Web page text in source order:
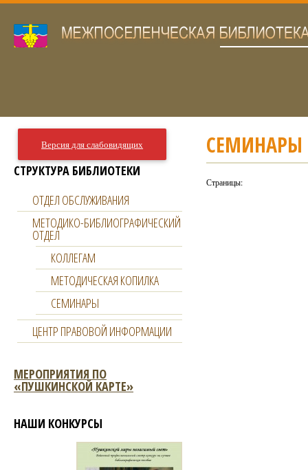
СЕМИНАРЫ
Страницы:
Версия для слабовидящих
СТРУКТУРА БИБЛИОТЕКИ
ОТДЕЛ ОБСЛУЖИВАНИЯ
МЕТОДИКО-БИБЛИОГРАФИЧЕСКИЙ
ОТДЕЛ
КОЛЛЕГАМ
МЕТОДИЧЕСКАЯ КОПИЛКА
СЕМИНАРЫ
ЦЕНТР ПРАВОВОЙ ИНФОРМАЦИИ
МЕРОПРИЯТИЯ ПО
«ПУШКИНСКОЙ КАРТЕ»
НАШИ КОНКУРСЫ